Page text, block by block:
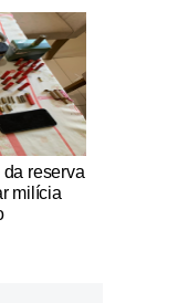
reserva
milícia